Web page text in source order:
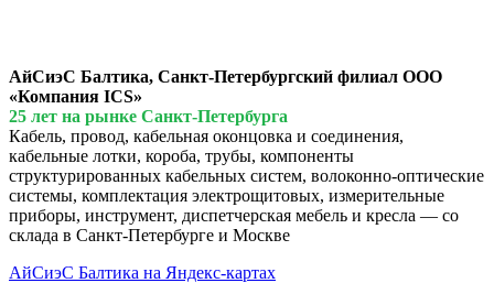
АйСиэС Балтика, Санкт-Петербургский филиал ООО
«Компания ICS»
25 лет на рынке Санкт-Петербурга
Кабель, провод, кабельная оконцовка и соединения,
кабельные лотки, короба, трубы, компоненты
структурированных кабельных систем, волоконно-оптические
системы, комплектация электрощитовых, измерительные
приборы, инструмент, диспетчерская мебель и кресла — со
склада в Санкт-Петербурге и Москве
АйСиэС Балтика на Яндекс-картах